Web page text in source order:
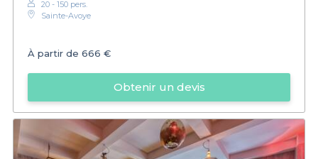
20 - 150 pers.
Sainte-Avoye
À partir de 666 €
Obtenir un devis